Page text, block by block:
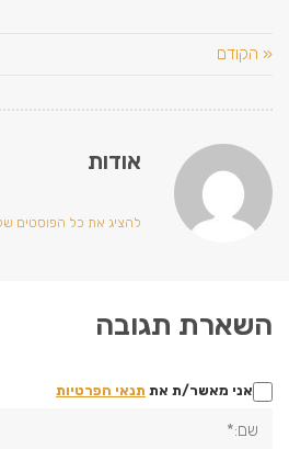
אודות
להציג את כל הפוסטים של sigal
תגובה
מאשר/ת אתתנאי הפרטיות